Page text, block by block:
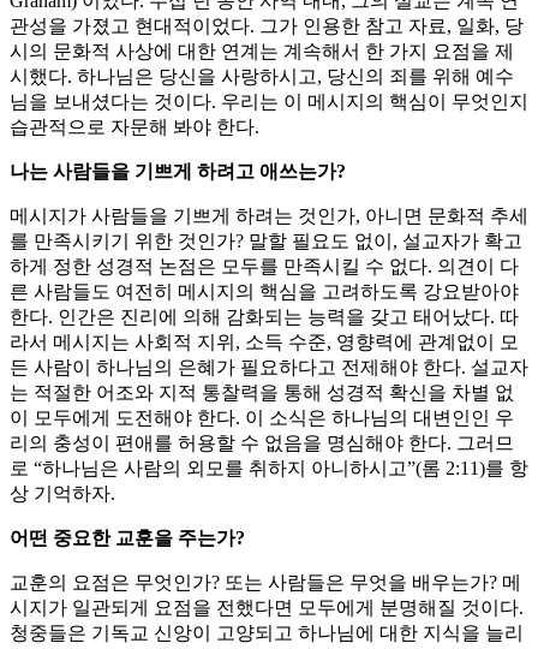
관성을 가졌고 현대적이었다. 그가 인용한 참고 자료, 일화, 당
시의 문화적 사상에 대한 연계는 계속해서 한 가지 요점을 제
시했다. 하나님은 당신을 사랑하시고, 당신의 죄를 위해 예수
님을 보내셨다는 것이다. 우리는 이 메시지의 핵심이 무엇인지
습관적으로 자문해 봐야 한다.
나는 사람들을 기쁘게 하려고 애쓰는가?
메시지가 사람들을 기쁘게 하려는 것인가, 아니면 문화적 추세
를 만족시키기 위한 것인가? 말할 필요도 없이, 설교자가 확고
하게 정한 성경적 논점은 모두를 만족시킬 수 없다. 의견이 다
른 사람들도 여전히 메시지의 핵심을 고려하도록 강요받아야
한다. 인간은 진리에 의해 감화되는 능력을 갖고 태어났다. 따
라서 메시지는 사회적 지위, 소득 수준, 영향력에 관계없이 모
든 사람이 하나님의 은혜가 필요하다고 전제해야 한다. 설교자
는 적절한 어조와 지적 통찰력을 통해 성경적 확신을 차별 없
이 모두에게 도전해야 한다. 이 소식은 하나님의 대변인인 우
리의 충성이 편애를 허용할 수 없음을 명심해야 한다. 그러므
로 “하나님은 사람의 외모를 취하지 아니하시고”(롬 2:11)를 항
상 기억하자.
어떤 중요한 교훈을 주는가?
교훈의 요점은 무엇인가? 또는 사람들은 무엇을 배우는가? 메
시지가 일관되게 요점을 전했다면 모두에게 분명해질 것이다.
청중들은 기독교 신앙이 고양되고 하나님에 대한 지식을 늘리